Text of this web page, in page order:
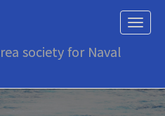
T
o
e
n
society for Naval